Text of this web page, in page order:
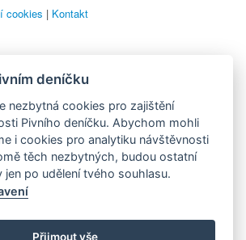
cookies | Kontakt
Zemanaka Emka
zdroj, který není spjat s žádným
deníčku
nezbytná cookies pro zajištění
Pivního deníčku. Abychom mohli
i cookies pro analytiku návštěvnosti
těch nezbytných, budou ostatní
jen po udělení tvého souhlasu.
Přijmout vše